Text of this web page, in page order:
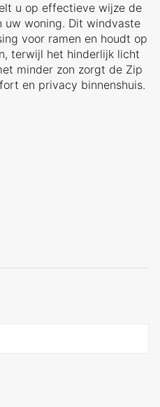
u op effectieve wijze de
woning. Dit windvaste
voor ramen en houdt op
terwijl het hinderlijk licht
minder zon zorgt de Zip
en privacy binnenshuis.